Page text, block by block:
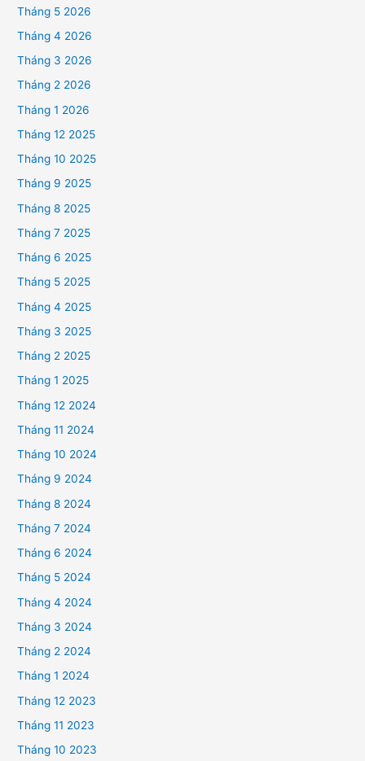
Tháng 5 2026
Tháng 4 2026
Tháng 3 2026
Tháng 2 2026
Tháng 1 2026
Tháng 12 2025
Tháng 10 2025
Tháng 9 2025
Tháng 8 2025
Tháng 7 2025
Tháng 6 2025
Tháng 5 2025
Tháng 4 2025
Tháng 3 2025
Tháng 2 2025
Tháng 1 2025
Tháng 12 2024
Tháng 11 2024
Tháng 10 2024
Tháng 9 2024
Tháng 8 2024
Tháng 7 2024
Tháng 6 2024
Tháng 5 2024
Tháng 4 2024
Tháng 3 2024
Tháng 2 2024
Tháng 1 2024
Tháng 12 2023
Tháng 11 2023
Tháng 10 2023